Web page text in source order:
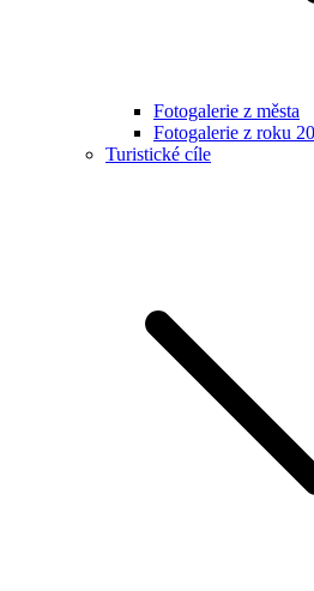
Fotogalerie z města
Fotogalerie z roku
Turistické cíle